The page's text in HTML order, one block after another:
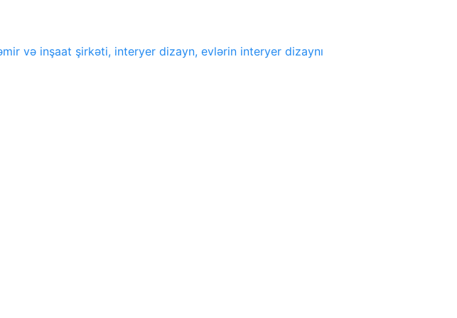
və inşaat şirkəti, interyer dizayn, evlərin interyer dizaynı